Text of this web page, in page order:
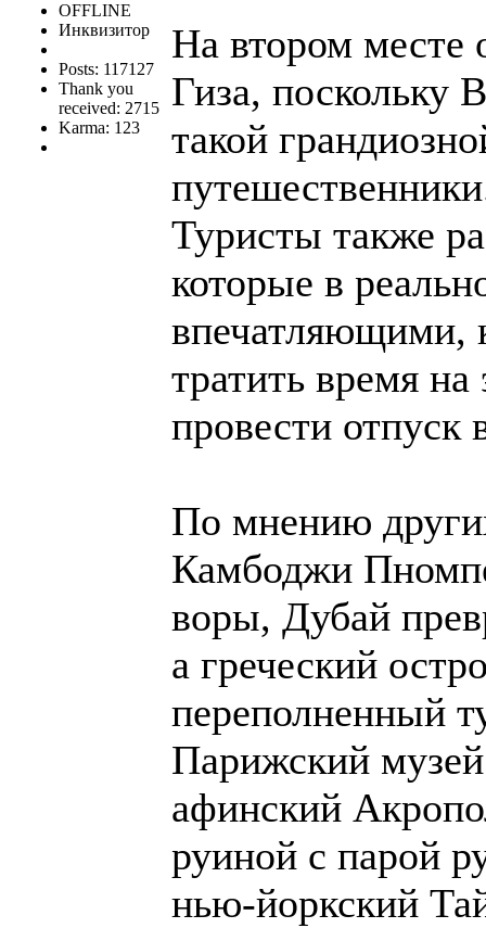
OFFLINE
Инквизитор
Posts: 117127
Thank you
received: 2715
Karma: 123
На втором месте
Гиза, поскольку
такой
Туристы также
которые в
впечатляющими,
тратить время на
провести отпуск
По мнению
Камбоджи
воры, Дубай
а греческий
переполненный
Парижский
афинский
руиной с парой
нью-йоркский